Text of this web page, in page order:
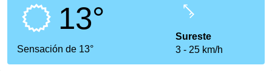
que se
calidad.
a este
las
13°
Sensación de 13°
Sureste
3
25 km/h